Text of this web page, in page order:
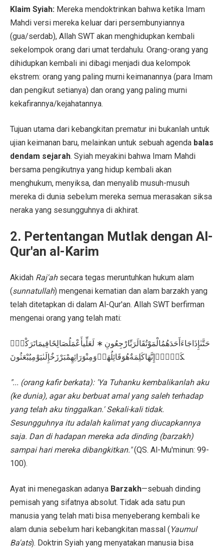
Klaim Syiah: Mereka mendoktrinkan bahwa ketika Imam
Mahdi versi mereka keluar dari persembunyiannya
(gua/serdab), Allah SWT akan menghidupkan kembali
sekelompok orang dari umat terdahulu. Orang-orang yang
dihidupkan kembali ini dibagi menjadi dua kelompok
ekstrem: orang yang paling murni keimanannya (para Imam
dan pengikut setianya) dan orang yang paling murni
kekafirannya/kejahatannya.
Tujuan utama dari kebangkitan prematur ini bukanlah untuk
ujian keimanan baru, melainkan untuk sebuah agenda balas
dendam sejarah. Syiah meyakini bahwa Imam Mahdi
bersama pengikutnya yang hidup kembali akan
menghukum, menyiksa, dan menyalib musuh-musuh
mereka di dunia sebelum mereka semua merasakan siksa
neraka yang sesungguhnya di akhirat.
2. Pertentangan Mutlak dengan Al-
Qur'an al-Karim
Akidah Raj'ahsecara tegas meruntuhkan hukum alam
(sunnatullah) mengenai kematian dan alam barzakh yang
telah ditetapkan di dalam Al-Qur'an. Allah SWT berfirman
mengenai orang yang telah mati:
حَتَّىٰإِذَاجَاءَأَحَدَهُمُالْمَوْتُقَالَرَبِّارْجِعُونِ ∗ لَعَلِّيأَعْمَلُصَالِحًافِيمَاتَرَكْتُۚ
كَلَّاۚإِنَّهَاكَلِمَةٌهُوَقَائِلُهَاۖوَمِنْوَرَائِهِمْبَرْزَخٌإِلَىٰيَوْمِيُبْعَثُونَ
"... (orang kafir berkata): 'Ya Tuhanku kembalikanlah aku
(ke dunia), agar aku berbuat amal yang saleh terhadap
yang telah aku tinggalkan.' Sekali-kali tidak.
Sesungguhnya itu adalah kalimat yang diucapkannya
saja. Dan di hadapan mereka ada dinding (barzakh)
sampai hari mereka dibangkitkan."(QS. Al-Mu'minun: 99-
100).
Ayat ini menegaskan adanya Barzakh—sebuah dinding
pemisah yang sifatnya absolut. Tidak ada satu pun
manusia yang telah mati bisa menyeberang kembali ke
alam dunia sebelum hari kebangkitan massal (Yaumul
Ba'ats). Doktrin Syiah yang menyatakan manusia bisa